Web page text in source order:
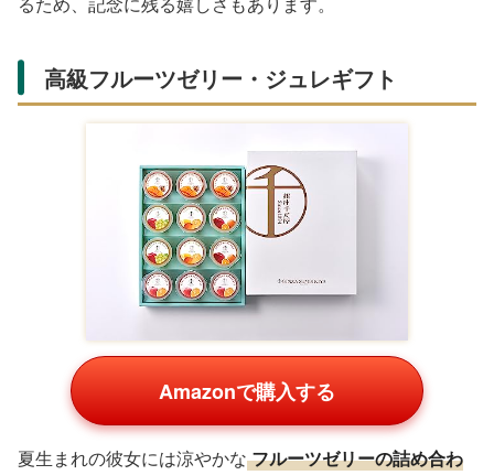
高級フルーツゼリー・ジュレギフト
Amazonで購入する
夏生まれの彼女には涼やかな フルーツゼリーの詰め合わ